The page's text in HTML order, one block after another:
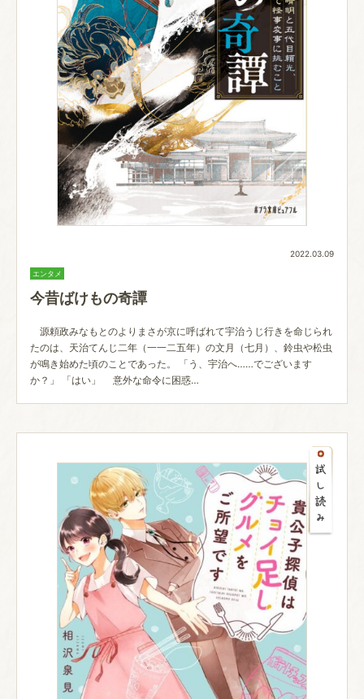
2022.03.09
エンタメ
今昔ばけもの奇譚
源頼政みなもとのよりまさが京に呼ばれて宇治うじ行きを命じられ
たのは、天治てんじ二年（一一二五年）の文月（七月）、鈴虫や松虫
が鳴き始めた頃のことであった。 「う、宇治へ……でございます
か？」 「はい」 意外な命令に困惑…